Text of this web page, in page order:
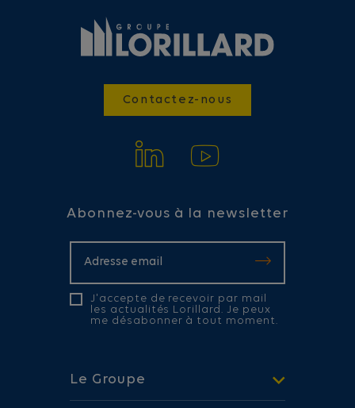
Contactez-nous
Abonnez-vous à la newsletter
J'accepte de recevoir par mail
les actualités Lorillard. Je peux
me désabonner à tout moment.
Le Groupe